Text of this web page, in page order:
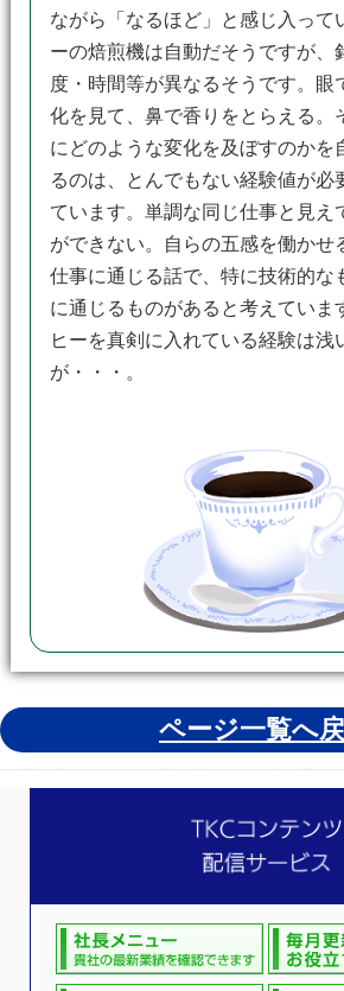
ながら「なるほど」と感じ入って
ーの焙煎機は自動だそうですが、
度・時間等が異なるそうです。眼
化を見て、鼻で香りをとらえる。
にどのような変化を及ぼすのかを
るのは、とんでもない経験値が必
ています。単調な同じ仕事と見え
ができない。自らの五感を働かせ
仕事に通じる話で、特に技術的な
に通じるものがあると考えていま
ヒーを真剣に入れている経験は浅
が・・・。
ページ一覧へ